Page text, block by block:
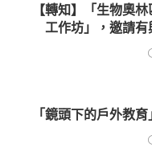
【轉知】「生物奧
工作坊」，邀請有
「鏡頭下的戶外教